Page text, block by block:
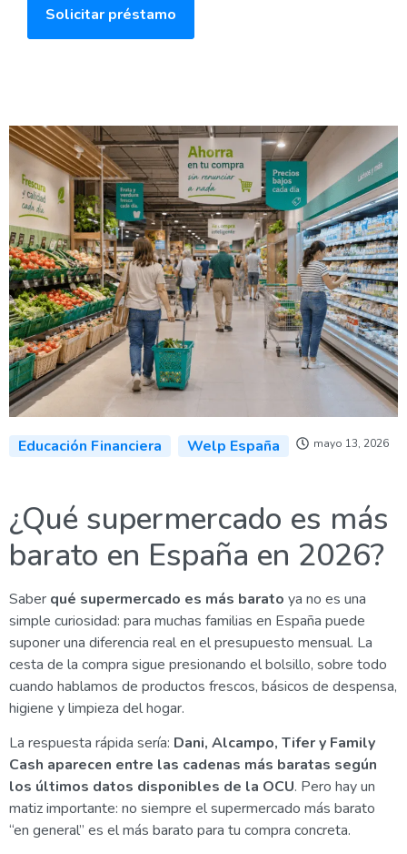
Solicitar préstamo
Educación Financiera Welp España mayo 13, 2026
¿Qué supermercado es más
barato en España en 2026?
Saber qué supermercado es más barato ya no es una
simple curiosidad: para muchas familias en España puede
suponer una diferencia real en el presupuesto mensual. La
cesta de la compra sigue presionando el bolsillo, sobre todo
cuando hablamos de productos frescos, básicos de despensa,
higiene y limpieza del hogar.
La respuesta rápida sería: Dani, Alcampo, Tifer y Family
Cash aparecen entre las cadenas más baratas según
los últimos datos disponibles de la OCU. Pero hay un
matiz importante: no siempre el supermercado más barato
“en general” es el más barato para tu compra concreta.